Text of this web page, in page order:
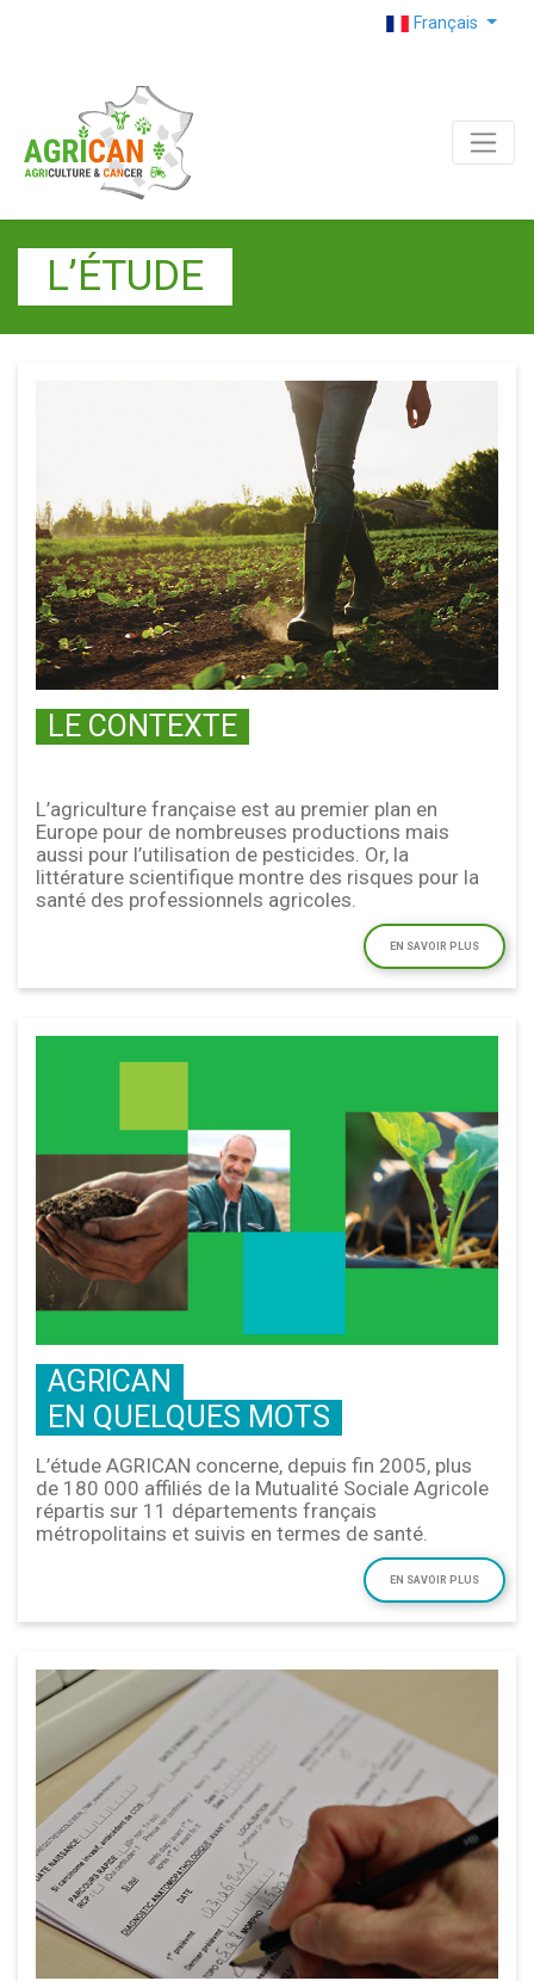
Français
L’ÉTUDE
LE CONTEXTE
L’agriculture française est au premier plan en
Europe pour de nombreuses productions mais
aussi pour l’utilisation de pesticides. Or, la
littérature scientifique montre des risques pour la
santé des professionnels agricoles.
EN SAVOIR PLUS
AGRICAN
EN QUELQUES MOTS
L’étude AGRICAN concerne, depuis fin 2005, plus
de 180 000 affiliés de la Mutualité Sociale Agricole
répartis sur 11 départements français
métropolitains et suivis en termes de santé.
EN SAVOIR PLUS